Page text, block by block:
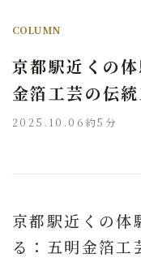
COLUMN
京都駅近くの
金箔工芸の伝
2025.10.06 約5分
京都駅近くの体
る：五明金箔工